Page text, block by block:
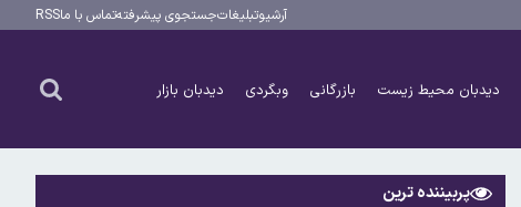
آرشیوتبلیغاتجستجوی پیشرفتهتماس با ماRSS
دیدبان محیط زیست بازرگانی وبگردی دیدبان بازار
پربیننده ترین